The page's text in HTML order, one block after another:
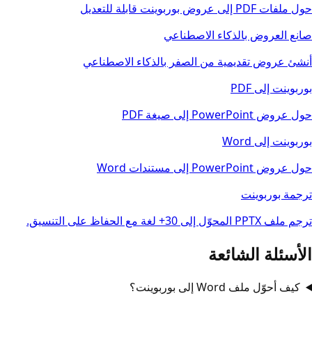
حول ملفات PDF إلى عروض بوربوينت قابلة للتعديل
صانع العروض بالذكاء الاصطناعي
أنشئ عروض تقديمية من الصفر بالذكاء الاصطناعي
بوربوينت إلى PDF
حول عروض PowerPoint إلى صيغة PDF
بوربوينت إلى Word
حول عروض PowerPoint إلى مستندات Word
ترجمة بوربوينت
ترجم ملف PPTX المحوّل إلى 30+ لغة مع الحفاظ على التنسيق.
الأسئلة الشائعة
كيف أحوّل ملف Word إلى بوربوينت؟